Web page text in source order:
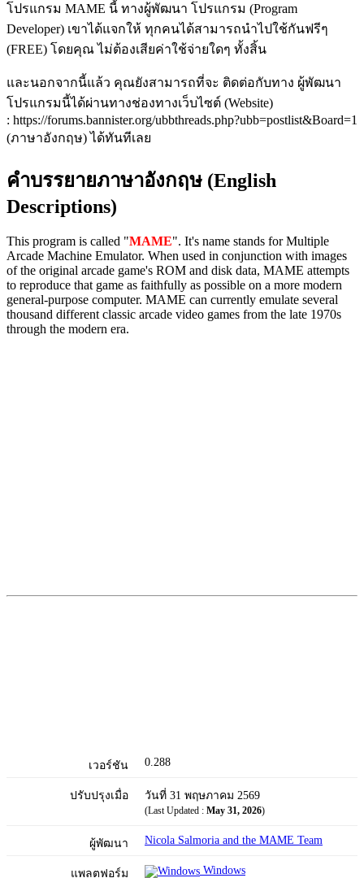
โปรแกรม MAME นี้ ทางผู้พัฒนา โปรแกรม (Program
Developer) เขาได้แจกให้ ทุกคนได้สามารถนำไปใช้กันฟรีๆ
(FREE) โดยคุณ ไม่ต้องเสียค่าใช้จ่ายใดๆ ทั้งสิ้น
และนอกจากนี้แล้ว คุณยังสามารถที่จะ ติดต่อกับทาง ผู้พัฒนา
โปรแกรมนี้ได้ผ่านทางช่องทางเว็บไซต์ (Website)
: https://forums.bannister.org/ubbthreads.php?ubb=postlist&Board=1
(ภาษาอังกฤษ) ได้ทันทีเลย
คำบรรยายภาษาอังกฤษ (English
Descriptions)
This program is called "MAME". It's name stands for Multiple
Arcade Machine Emulator. When used in conjunction with images
of the original arcade game's ROM and disk data, MAME attempts
to reproduce that game as faithfully as possible on a more modern
general-purpose computer. MAME can currently emulate several
thousand different classic arcade video games from the late 1970s
through the modern era.
เวอร์ชัน 0.288
ปรับปรุงเมื่อ วันที่ 31 พฤษภาคม 2569
(Last Updated : May 31, 2026)
ผู้พัฒนา Nicola Salmoria and the MAME Team
แพลตฟอร์ม Windows